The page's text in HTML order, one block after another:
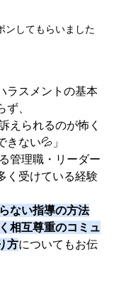
ンしてもらいました
ラスメントの基本
、
えられるのが怖く
ない💦」
管理職・リーダー
く受けている経験
ない指導の方法
相互尊重のコミュ
方についてもお伝